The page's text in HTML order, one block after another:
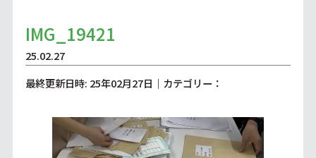
IMG_19421
25.02.27
最終更新日時: 25年02月27日｜カテゴリー：